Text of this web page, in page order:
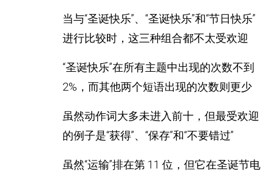
当与“圣诞快乐”、“圣诞快乐”和“节日快乐”
进行比较时，这三种组合都不太受欢迎
“圣诞快乐”在所有主题中出现的次数不到
2%，而其他两个短语出现的次数则更少
虽然动作词大多未进入前十，但最受欢迎
的例子是“获得”、“保存”和“不要错过”
虽然“运输”排在第 11 位，但它在圣诞节电